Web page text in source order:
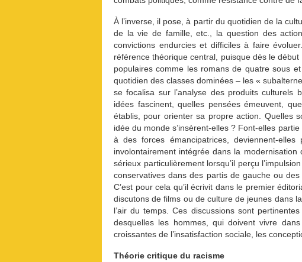
À l’inverse, il pose, à partir du quotidien de la
de la vie de famille, etc., la question des
convictions endurcies et difficiles à faire
référence théorique central, puisque dès le
populaires comme les romans de quatre sous
quotidien des classes dominées – les «
se focalisa sur l’analyse des produits culturels
idées fascinent, quelles pensées émeuvent,
établis, pour orienter sa propre action. Quelles
idée du monde s’insèrent-elles ? Font-elles
à des forces émancipatrices, deviennent-
involontairement intégrée dans la
sérieux particulièrement lorsqu’il perçu
conservatives dans des partis de gauche ou
C’est pour cela qu’il écrivit dans le premier
discutons de films ou de culture de jeunes dans
l’air du temps. Ces discussions sont
desquelles les hommes, qui doivent vivre
croissantes de l’insatisfaction sociale, les
Théorie critique du racisme